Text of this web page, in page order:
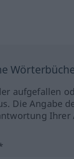
aufgefallen
Die Angabe
Ihrer